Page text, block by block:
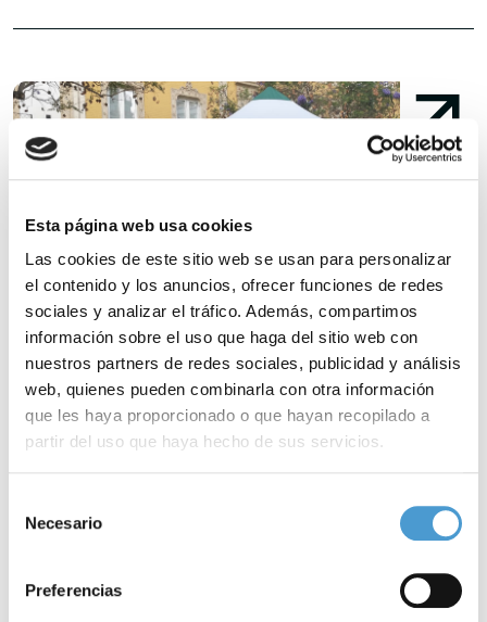
Esta página web usa cookies
Las cookies de este sitio web se usan para personalizar
el contenido y los anuncios, ofrecer funciones de redes
sociales y analizar el tráfico. Además, compartimos
información sobre el uso que haga del sitio web con
nuestros partners de redes sociales, publicidad y análisis
web, quienes pueden combinarla con otra información
que les haya proporcionado o que hayan recopilado a
partir del uso que haya hecho de sus servicios.
de cookies
Necesario
Preferencias
Almería se suma al programa...